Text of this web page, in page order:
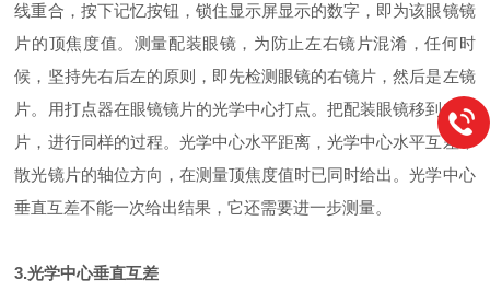
线重合，按下记忆按钮，锁住显示屏显示的数字，即为该眼镜镜
片的顶焦度值。测量配装眼镜，为防止左右镜片混淆，任何时
候，坚持先右后左的原则，即先检测眼镜的右镜片，然后是左镜
片。用打点器在眼镜镜片的光学中心打点。把配装眼镜移到左镜
片，进行同样的过程。光学中心水平距离，光学中心水平互差，
散光镜片的轴位方向，在测量顶焦度值时已同时给出。光学中心
垂直互差不能一次给出结果，它还需要进一步测量。
3.光学中心垂直互差